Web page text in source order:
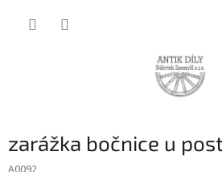
zarážka bočnice u